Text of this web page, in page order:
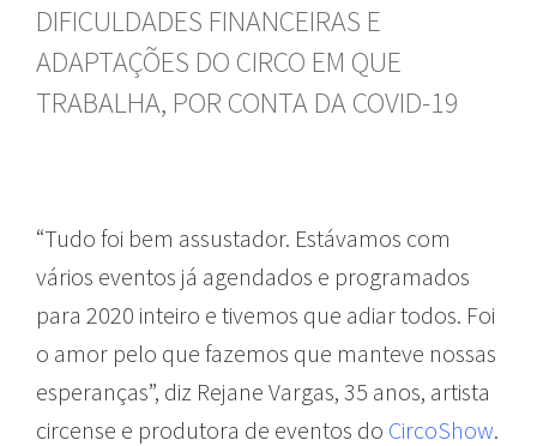
DIFICULDADES FINANCEIRAS E
ADAPTAÇÕES DO CIRCO EM QUE
TRABALHA, POR CONTA DA COVID-19
“Tudo foi bem assustador. Estávamos com
vários eventos já agendados e programados
para 2020 inteiro e tivemos que adiar todos. Foi
o amor pelo que fazemos que manteve nossas
esperanças”, diz Rejane Vargas, 35 anos, artista
circense e produtora de eventos do CircoShow.